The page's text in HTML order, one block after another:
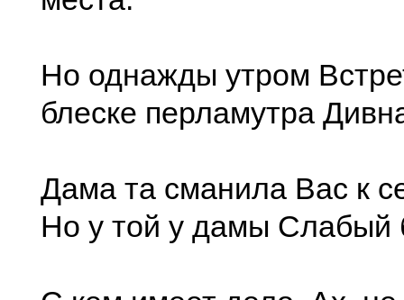
Но однажды утром
блеске перламутра
Дама та сманила Вас к
Но у той у дамы Слабый